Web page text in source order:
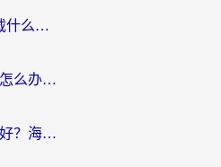
在国外玩QQ飞车需要下载什么加速器呢？海外党亲测有效的国服游戏加速指南
雪糕工厂国外玩延迟很高怎么办？海外玩家国服游戏加速终极攻略（附实测推荐）
打江南百景图加速器哪个好？海外党踩坑N次后，终于找到不卡的秘诀